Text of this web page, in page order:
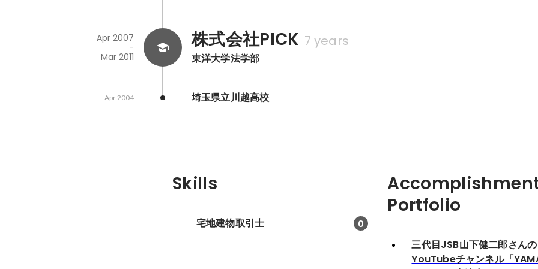
株式会社PICK 7 years
東洋大学法学部
Apr 2007
-
Mar 2011
埼玉県立川越高校
Apr 2004
Skills
宅地建物取引士 0
Portfolio
三代目JSB山下健二郎さんの
YouTubeチャンネル「